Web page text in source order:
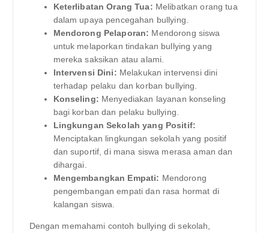
Keterlibatan Orang Tua: Melibatkan orang tua
dalam upaya pencegahan bullying.
Mendorong Pelaporan: Mendorong siswa
untuk melaporkan tindakan bullying yang
mereka saksikan atau alami.
Intervensi Dini: Melakukan intervensi dini
terhadap pelaku dan korban bullying.
Konseling: Menyediakan layanan konseling
bagi korban dan pelaku bullying.
Lingkungan Sekolah yang Positif:
Menciptakan lingkungan sekolah yang positif
dan suportif, di mana siswa merasa aman dan
dihargai.
Mengembangkan Empati: Mendorong
pengembangan empati dan rasa hormat di
kalangan siswa.
Dengan memahami contoh bullying di sekolah,